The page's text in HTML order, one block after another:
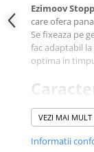
Ezimoov
care ofera
Se fixeaza pe
fac adaptabil
optima in
auto
VEZI MAI MULT
Informatii